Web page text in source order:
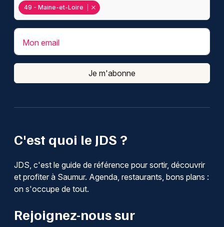
C'est quoi le JDS ?
JDS, c'est le guide de référence pour sortir, découvrir
et profiter à Saumur. Agenda, restaurants, bons plans :
on s'occupe de tout.
Rejoignez-nous sur
49 - Maine-et-Loire
Mon email
Je m'abonne